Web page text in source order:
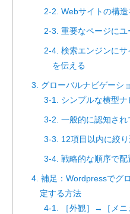
2-2. Webサイトの構造
2-3. 重要なページにユ
2-4. 検索エンジンに
を伝える
3. グローバルナビゲーシ
3-1. シンプルな横型
3-2. 一般的に認知され
3-3. 12項目以内に絞
3-4. 戦略的な順序で配
4. 補足：Wordpressでグ
定する方法
4-1. ［外観］→［メニ